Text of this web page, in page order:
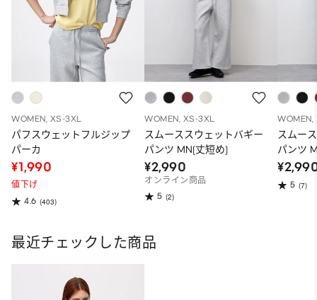
WOMEN, XS-3XL
パフスウェットフルジップ
パーカ
¥1,990
値下げ
4.6 (403)
WOMEN, XS-3XL
スムーススウェットバギー
パンツ MN(丈短め)
¥2,990
オンライン商品
5 (2)
WOMEN,
スムー
パンツ
5 (7)
最近チェックした商品